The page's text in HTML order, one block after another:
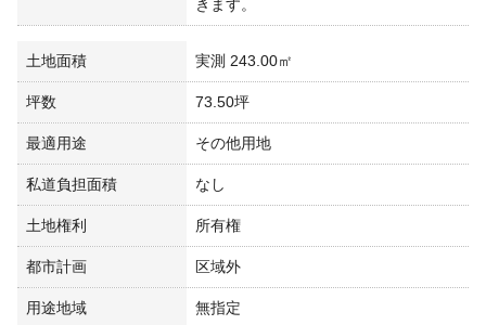
土地面積 実測 243.00㎡
坪数 73.50坪
最適用途 その他用地
私道負担面積 なし
土地権利 所有権
都市計画 区域外
用途地域 無指定